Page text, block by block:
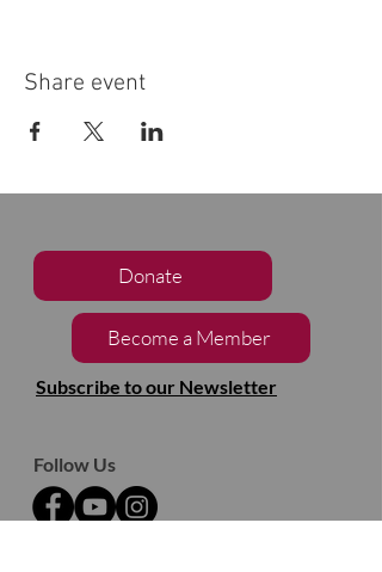
Share event
Donate
Become a Member
Subscribe to our Newsletter
Follow Us